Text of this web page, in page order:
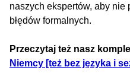
naszych ekspertów, aby nie
błędów formalnych.
Przeczytaj też nasz
Niemcy [też bez języka i